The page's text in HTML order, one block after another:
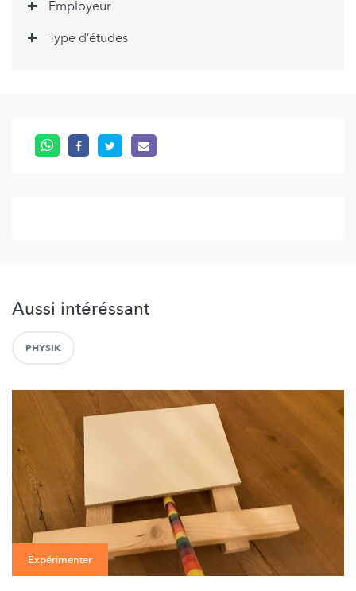
Employeur
Type d’études
Aussi intéréssant
PHYSIK
Expérimenter